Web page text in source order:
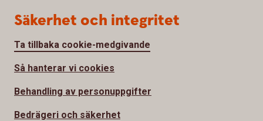
Säkerhet och integritet
Ta tillbaka cookie-medgivande
Så hanterar vi cookies
Behandling av personuppgifter
Bedrägeri och säkerhet